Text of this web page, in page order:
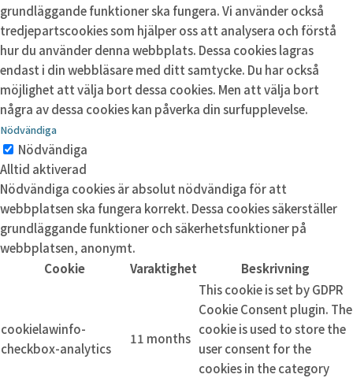
grundläggande funktioner ska fungera. Vi använder också
tredjepartscookies som hjälper oss att analysera och förstå
hur du använder denna webbplats. Dessa cookies lagras
endast i din webbläsare med ditt samtycke. Du har också
möjlighet att välja bort dessa cookies. Men att välja bort
några av dessa cookies kan påverka din surfupplevelse.
Nödvändiga
Nödvändiga
Alltid aktiverad
Nödvändiga cookies är absolut nödvändiga för att
webbplatsen ska fungera korrekt. Dessa cookies säkerställer
grundläggande funktioner och säkerhetsfunktioner på
webbplatsen, anonymt.
Cookie
Varaktighet Beskrivning
cookielawinfo-
checkbox-analytics
11 months
This cookie is set by GDPR
Cookie Consent plugin. The
cookie is used to store the
user consent for the
cookies in the category